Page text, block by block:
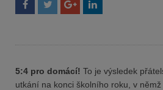
5:4 pro domácí! To je výsledek
utkání na konci školního roku, v